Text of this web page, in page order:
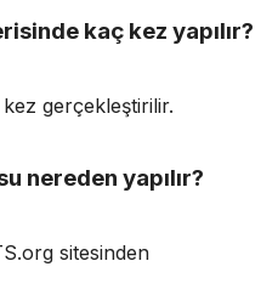
kaç kez yapılır?
gerçekleştirilir.
nereden yapılır?
sitesinden